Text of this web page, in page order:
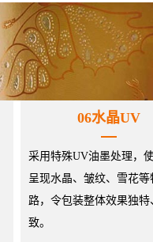
06水晶UV
采用特殊UV油墨处理，
呈现水晶、皱纹、雪花等
路，令包装整体效果独特
致。